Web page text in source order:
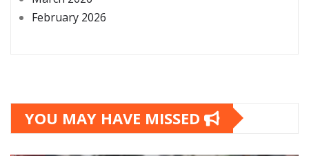
February 2026
YOU MAY HAVE MISSED